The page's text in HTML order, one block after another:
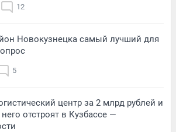
12
Новокузнецка самый лучший для
5
центр за 2 млрд рублей и
отстроят в Кузбассе —